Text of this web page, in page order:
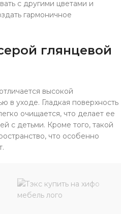
с другими цветами и
гармоничное
глянцевой
высокой
в уходе. Гладкая поверхность
очищается, что делает ее
с детьми. Кроме того, такой
что особенно